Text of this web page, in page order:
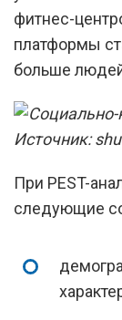
фитнес-
платформы
больше
Источник:
При PEST-
следующие